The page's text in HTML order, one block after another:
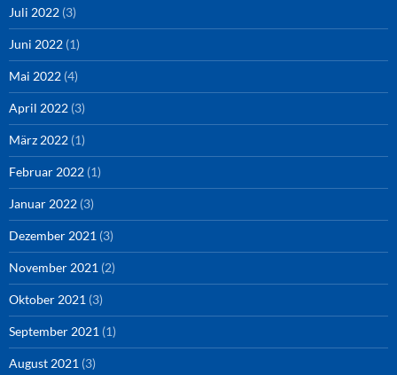
Juli 2022 (3)
Juni 2022 (1)
Mai 2022 (4)
April 2022 (3)
März 2022 (1)
Februar 2022 (1)
Januar 2022 (3)
Dezember 2021 (3)
November 2021 (2)
Oktober 2021 (3)
September 2021 (1)
August 2021 (3)